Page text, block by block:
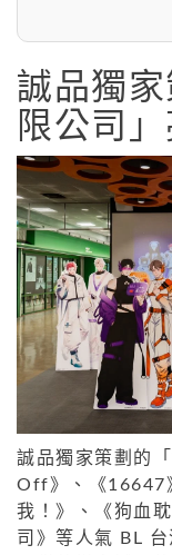
誠品獨
限公司」
誠品獨家策劃的
Off》、《16647
我！》、《狗血
司》等人氣 BL